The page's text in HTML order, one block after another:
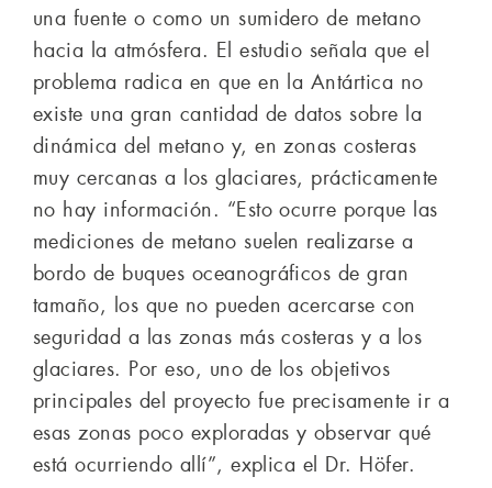
una fuente o como un sumidero de metano
hacia la atmósfera. El estudio señala que el
problema radica en que en la Antártica no
existe una gran cantidad de datos sobre la
dinámica del metano y, en zonas costeras
muy cercanas a los glaciares, prácticamente
no hay información. “Esto ocurre porque las
mediciones de metano suelen realizarse a
bordo de buques oceanográficos de gran
tamaño, los que no pueden acercarse con
seguridad a las zonas más costeras y a los
glaciares. Por eso, uno de los objetivos
principales del proyecto fue precisamente ir a
esas zonas poco exploradas y observar qué
está ocurriendo allí”, explica el Dr. Höfer.